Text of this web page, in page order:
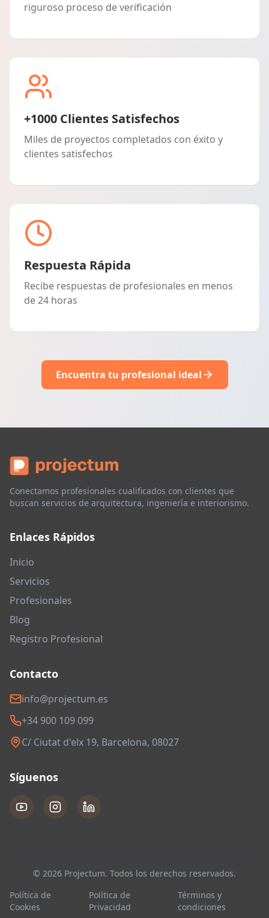
riguroso proceso de verificación
+1000 Clientes Satisfechos
Miles de proyectos completados con éxito y
clientes satisfechos
Respuesta Rápida
Recibe respuestas de profesionales en menos
de 24 horas
Encuentra tu profesional ideal
Conectamos profesionales cualificados con clientes que
buscan servicios de arquitectura, ingeniería e interiorismo.
Enlaces Rápidos
Inicio
Servicios
Profesionales
Blog
Registro Profesional
Contacto
info@projectum.es
+34 900 109 099
C/ Ciutat d'elx 19, Barcelona, 08027
Síguenos
© 2026 Projectum. Todos los derechos reservados.
Política de
Cookies
Política de
Privacidad
Términos y
condiciones